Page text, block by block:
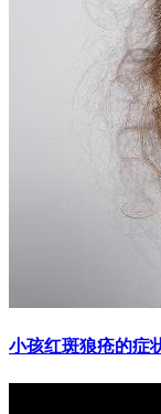
小孩红斑狼疮的症